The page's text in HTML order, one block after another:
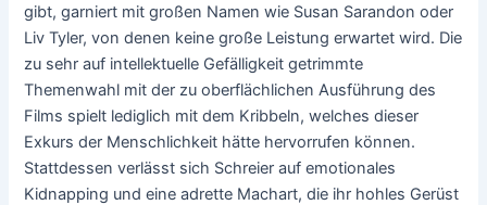
gibt, garniert mit großen Namen wie Susan Sarandon oder
Liv Tyler, von denen keine große Leistung erwartet wird. Die
zu sehr auf intellektuelle Gefälligkeit getrimmte
Themenwahl mit der zu oberflächlichen Ausführung des
Films spielt lediglich mit dem Kribbeln, welches dieser
Exkurs der Menschlichkeit hätte hervorrufen können.
Stattdessen verlässt sich Schreier auf emotionales
Kidnapping und eine adrette Machart, die ihr hohles Gerüst